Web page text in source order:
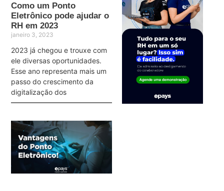
Como um Ponto
Eletrônico pode ajudar o
RH em 2023
janeiro 3, 2023
2023 já chegou e trouxe com
ele diversas oportunidades.
Esse ano representa mais um
passo do crescimento da
digitalização dos